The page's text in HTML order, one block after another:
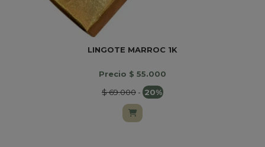
LINGOTE MARROC 1K
Precio $ 55.000
$ 69.000- 20%